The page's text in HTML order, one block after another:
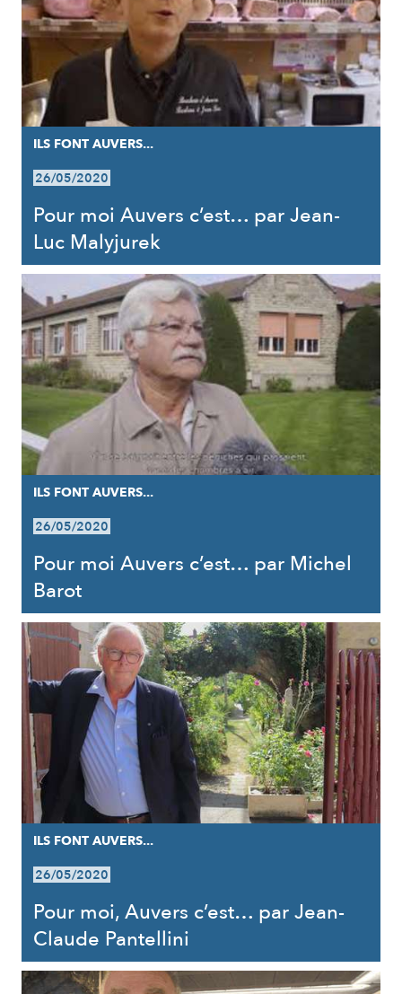
ILS FONT AUVERS...
26/05/2020
Pour moi Auvers c’est… par Jean-
Luc Malyjurek
ILS FONT AUVERS...
26/05/2020
Pour moi Auvers c’est… par Michel
Barot
ILS FONT AUVERS...
26/05/2020
Pour moi, Auvers c’est… par Jean-
Claude Pantellini